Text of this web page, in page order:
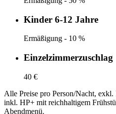
Kinder 6-12 Jahre
Ermäßigung - 10 %
Einzelzimmerzuschlag
40 €
Alle Preise pro Person/Nacht,
inkl. HP+ mit reichhaltigem
Abendmenü.